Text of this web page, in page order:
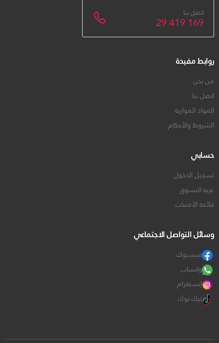
اتصل بنا
29 419 169
روابط مفيدة
من نحن
اتصل بنا
المواد الموازية
الشروط والأحكام
حسابي
تسجيل الدخول
عربة التسوق
قائمة الأمنيات
وسائل التواصل الاجتماعي
فيسبوك
واتساب
إنستغرام
تيك توك